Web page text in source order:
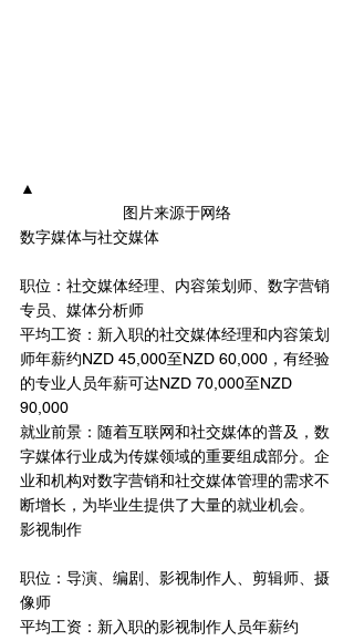
▲
图片来源于网络
数字媒体与社交媒体
职位：社交媒体经理、内容策划师、数字营销
专员、媒体分析师
平均工资：新入职的社交媒体经理和内容策划
师年薪约NZD 45,000至NZD 60,000，有经验
的专业人员年薪可达NZD 70,000至NZD
90,000
就业前景：随着互联网和社交媒体的普及，数
字媒体行业成为传媒领域的重要组成部分。企
业和机构对数字营销和社交媒体管理的需求不
断增长，为毕业生提供了大量的就业机会。
影视制作
职位：导演、编剧、影视制作人、剪辑师、摄
像师
平均工资：新入职的影视制作人员年薪约